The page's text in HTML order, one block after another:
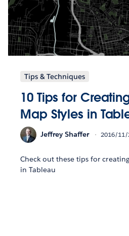
Tips & Techniques
10 Tips for
Map Styles in
Jeffrey Shaffer 2016/11/
Check out these tips for
in Tableau